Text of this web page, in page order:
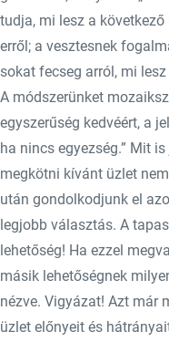
tudja, mi lesz a következő
erről; a vesztesnek
sokat fecseg arról, mi lesz
A módszerünket
egyszerűség kedvéért, a
ha nincs egyezség.” Mit
megkötni kívánt üzlet
után gondolkodjunk el
legjobb választás. A
lehetőség! Ha ezzel
másik lehetőségnek
nézve. Vigyázat! Azt már
üzlet előnyeit és